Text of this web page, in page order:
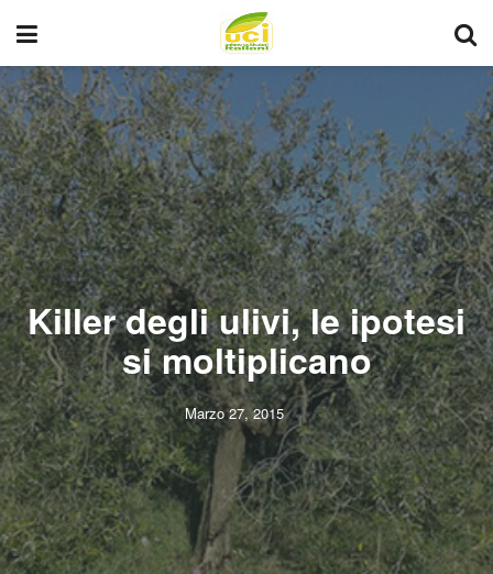
Killer degli ulivi, le ipotesi
si moltiplicano
Marzo 27, 2015